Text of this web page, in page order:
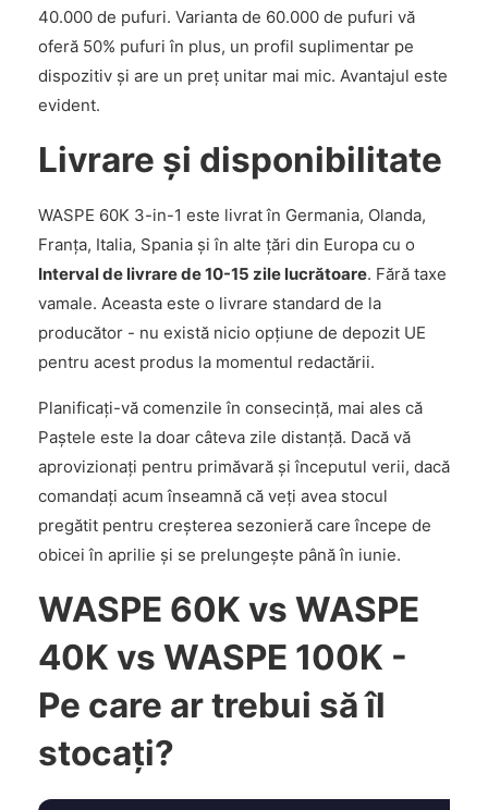
40.000 de pufuri. Varianta de 60.000 de pufuri vă
oferă 50% pufuri în plus, un profil suplimentar pe
dispozitiv și are un preț unitar mai mic. Avantajul este
evident.
Livrare și disponibilitate
WASPE 60K 3-in-1 este livrat în Germania, Olanda,
Franța, Italia, Spania și în alte țări din Europa cu o
Interval de livrare de 10-15 zile lucrătoare. Fără taxe
vamale. Aceasta este o livrare standard de la
producător - nu există nicio opțiune de depozit UE
pentru acest produs la momentul redactării.
Planificați-vă comenzile în consecință, mai ales că
Paștele este la doar câteva zile distanță. Dacă vă
aprovizionați pentru primăvară și începutul verii, dacă
comandați acum înseamnă că veți avea stocul
pregătit pentru creșterea sezonieră care începe de
obicei în aprilie și se prelungește până în iunie.
WASPE 60K vs WASPE
40K vs WASPE 100K -
Pe care ar trebui să îl
stocați?